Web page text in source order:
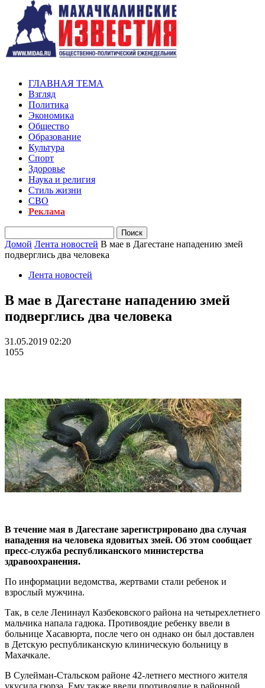
ГЛАВНАЯ ТЕМА
Взгляд
Политика
Экономика
Общество
Образование
Культура
Спорт
Здоровье
Наука и религия
Стиль жизни
СВО
Реклама
Домой Лента новостей В мае в Дагестане нападению змей
подверглись два человека
Лента новостей
В мае в Дагестане нападению змей
подверглись два человека
31.05.2019 02:20
1055
В течение мая в Дагестане зарегистрировано два случая
нападения на человека ядовитых змей. Об этом сообщает
пресс-служба республиканского министерства
здравоохранения.
По информации ведомства, жертвами стали ребенок и
взрослый мужчина.
Так, в селе Ленинаул Казбековского района на четырехлетнего
мальчика напала гадюка. Противоядие ребенку ввели в
больнице Хасавюрта, после чего он однако он был доставлен
в Детскую республиканскую клиническую больницу в
Махачкале.
В Сулейман-Стальском районе 42-летнего местного жителя
укусила гюрза. Ему также ввели противоядие в районной